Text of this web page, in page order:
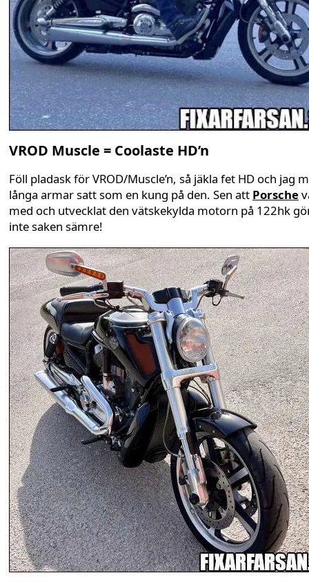
VROD Muscle = Coolaste HD’n
Föll pladask för VROD/Muscle’n, så jäkla fet HD och jag
långa armar satt som en kung på den. Sen att Porsche
med och utvecklat den vätskekylda motorn på 122hk
inte saken sämre!